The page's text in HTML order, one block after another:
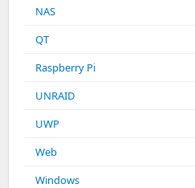
NAS
QT
Raspberry Pi
UNRAID
UWP
Web
Windows